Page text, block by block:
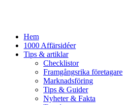
Hem
1000 Affärsidéer
Tips & artiklar
Checklistor
Framgångsrika företagare
Marknadsföring
Tips & Guider
Nyheter & Fakta